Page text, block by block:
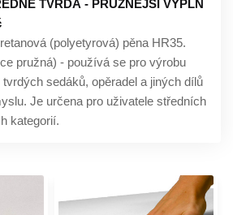
TVRDÁ - PRUŽNĚJŠÍ VÝPLŇ
(polyetyrová) pěna HR35.
pružná) - používá se pro výrobu
sedáků, opěradel a jiných dílů
Je určena pro uživatele středních
kategorií.